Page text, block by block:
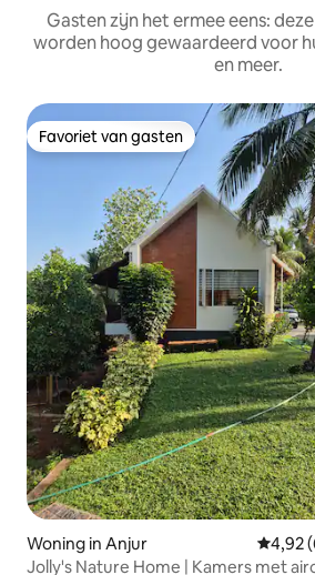
Gasten zijn het ermee eens:
worden hoog gewaardeerd voor
en meer.
Favoriet van gasten
Favoriet van gasten
Woning in Anjur
4,92
Jolly's Nature Home | Kamers met